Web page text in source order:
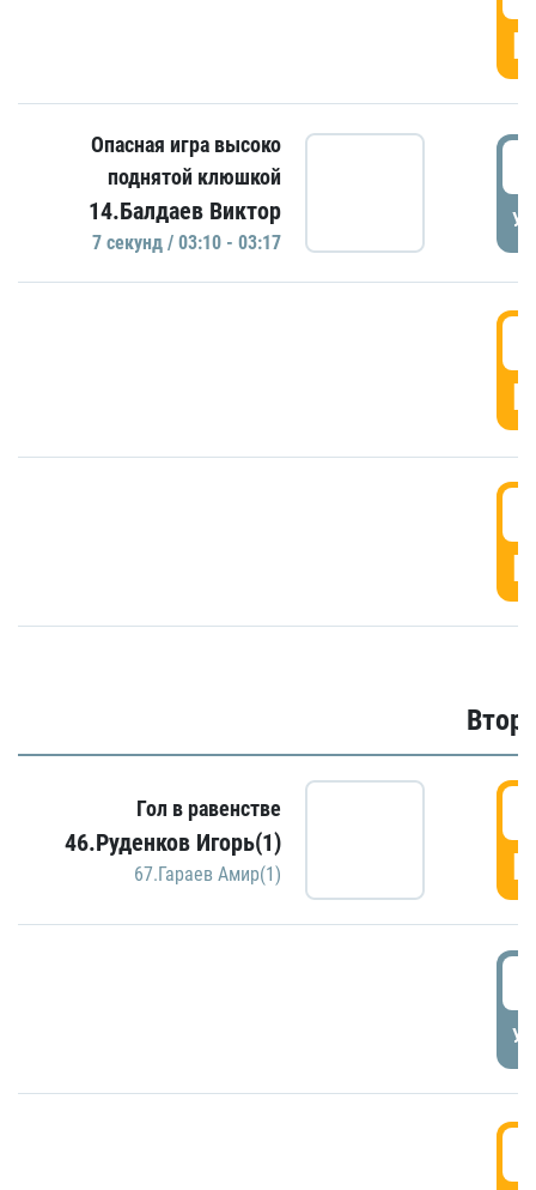
Опасная игра высоко
поднятой клюшкой
14.Балдаев Виктор
7 секунд / 03:10 - 03:17
Гол в равенстве
46.Руденков Игорь(1)
67.Гараев Амир(1)